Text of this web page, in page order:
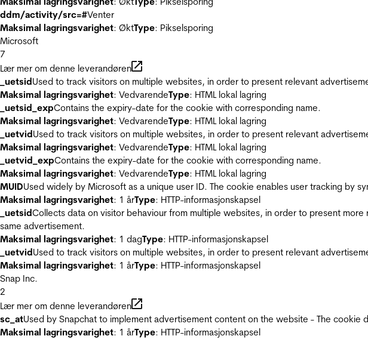
ddm/activity/src=#Venter
Maksimal lagringsvarighet: ØktType: Pikselsporing
Microsoft
7
Lær mer om denne leverandøren
_uetsidUsed to track visitors on multiple websites, in order to present relevant
Maksimal lagringsvarighet: VedvarendeType: HTML lokal lagring
_uetsid_expContains the expiry-date for the cookie with corresponding name.
Maksimal lagringsvarighet: VedvarendeType: HTML lokal lagring
_uetvidUsed to track visitors on multiple websites, in order to present relevant
Maksimal lagringsvarighet: VedvarendeType: HTML lokal lagring
_uetvid_expContains the expiry-date for the cookie with corresponding name.
Maksimal lagringsvarighet: VedvarendeType: HTML lokal lagring
MUIDUsed widely by Microsoft as a unique user ID. The cookie enables user tracking by
Maksimal lagringsvarighet: 1 årType: HTTP-informasjonskapsel
_uetsidCollects data on visitor behaviour from multiple websites, in order to present
same advertisement.
Maksimal lagringsvarighet: 1 dagType: HTTP-informasjonskapsel
_uetvidUsed to track visitors on multiple websites, in order to present relevant
Maksimal lagringsvarighet: 1 årType: HTTP-informasjonskapsel
Snap Inc.
2
Lær mer om denne leverandøren
sc_atUsed by Snapchat to implement advertisement content on the website - The
Maksimal lagringsvarighet: 1 årType: HTTP-informasjonskapsel